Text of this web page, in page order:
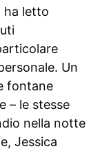
ha letto
Un
fontane
– le stesse
nella notte
Jessica